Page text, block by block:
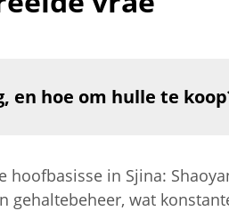
en hoe om hulle te
in Sjina:
wat